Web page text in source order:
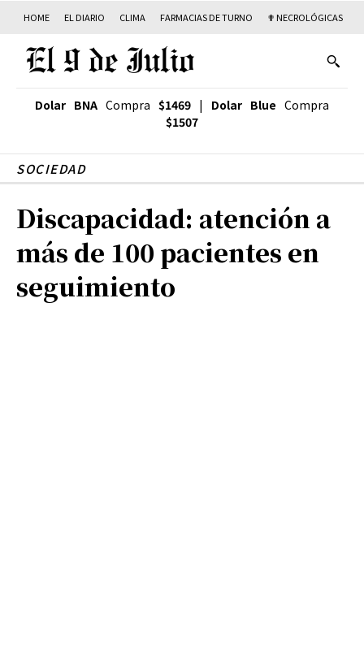
HOME EL DIARIO CLIMA FARMACIAS DE TURNO ✟ NECROLÓGICAS
Dolar BNA Compra $1469 | Dolar Blue Compra
$1507
SOCIEDAD
Discapacidad: atención a
más de 100 pacientes en
seguimiento